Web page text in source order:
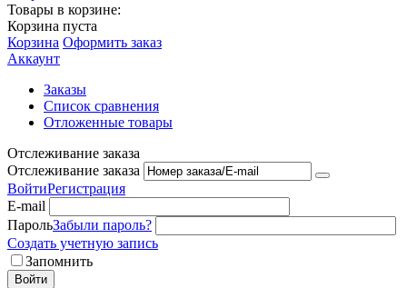
Товары в корзине:
Корзина пуста
Корзина Оформить заказ
Аккаунт
Заказы
Список сравнения
Отложенные товары
Отслеживание заказа
Отслеживание заказа
ВойтиРегистрация
E-mail
ПарольЗабыли пароль?
Создать учетную запись
Запомнить
Войти